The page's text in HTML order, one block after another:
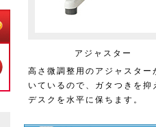
アジャスター
高さ微調整用のアジャスター
いているので、ガタつきを抑
デスクを水平に保ちます。